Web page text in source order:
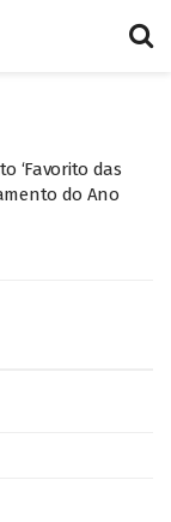
‘Favorito das
do Ano